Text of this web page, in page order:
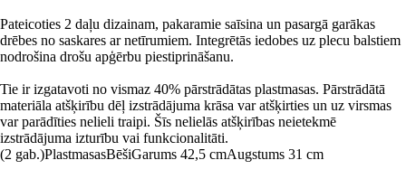
Pateicoties 2 daļu dizainam, pakaramie saīsina un pasargā garākas
drēbes no saskares ar netīrumiem. Integrētās iedobes uz plecu balstiem
nodrošina drošu apģērbu piestiprināšanu.
Tie ir izgatavoti no vismaz 40% pārstrādātas plastmasas. Pārstrādātā
materiāla atšķirību dēļ izstrādājuma krāsa var atšķirties un uz virsmas
var parādīties nelieli traipi. Šīs nelielās atšķirības neietekmē
izstrādājuma izturību vai funkcionalitāti.
(2 gab.)PlastmasasBēšiGarums 42,5 cmAugstums 31 cm